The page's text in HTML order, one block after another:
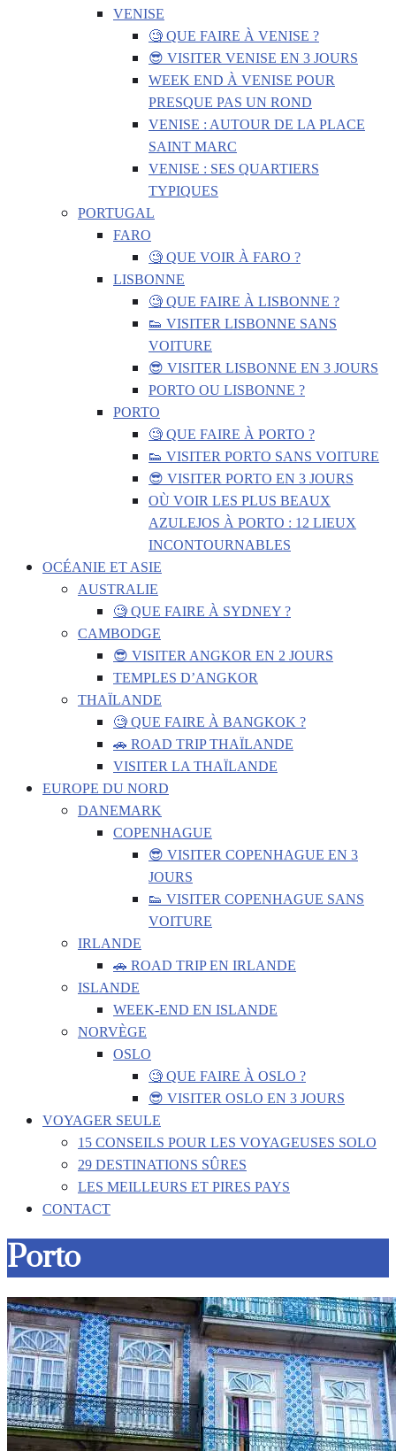
VENISE
🧐 QUE FAIRE À VENISE ?
😎 VISITER VENISE EN 3 JOURS
WEEK END À VENISE POUR
PRESQUE PAS UN ROND
VENISE : AUTOUR DE LA PLACE
SAINT MARC
VENISE : SES QUARTIERS
TYPIQUES
PORTUGAL
FARO
🧐 QUE VOIR À FARO ?
LISBONNE
🧐 QUE FAIRE À LISBONNE ?
👟 VISITER LISBONNE SANS
VOITURE
😎 VISITER LISBONNE EN 3 JOURS
PORTO OU LISBONNE ?
PORTO
🧐 QUE FAIRE À PORTO ?
👟 VISITER PORTO SANS VOITURE
😎 VISITER PORTO EN 3 JOURS
OÙ VOIR LES PLUS BEAUX
AZULEJOS À PORTO : 12 LIEUX
INCONTOURNABLES
OCÉANIE ET ASIE
AUSTRALIE
🧐 QUE FAIRE À SYDNEY ?
CAMBODGE
😎 VISITER ANGKOR EN 2 JOURS
TEMPLES D’ANGKOR
THAÏLANDE
🧐 QUE FAIRE À BANGKOK ?
🚗 ROAD TRIP THAÏLANDE
VISITER LA THAÏLANDE
EUROPE DU NORD
DANEMARK
COPENHAGUE
😎 VISITER COPENHAGUE EN 3
JOURS
👟 VISITER COPENHAGUE SANS
VOITURE
IRLANDE
🚗 ROAD TRIP EN IRLANDE
ISLANDE
WEEK-END EN ISLANDE
NORVÈGE
OSLO
🧐 QUE FAIRE À OSLO ?
😎 VISITER OSLO EN 3 JOURS
VOYAGER SEULE
15 CONSEILS POUR LES VOYAGEUSES SOLO
29 DESTINATIONS SÛRES
LES MEILLEURS ET PIRES PAYS
CONTACT
Porto